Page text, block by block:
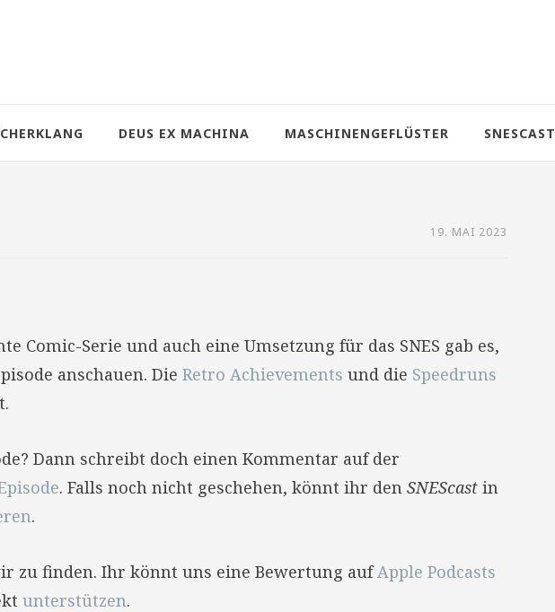
DEUS EX MACHINA MASCHINENGEFLÜSTER SNESCAST
19. MAI 2023
Comic-Serie und auch eine Umsetzung für das SNES gab es,
anschauen. Die Retro Achievements und die Speedruns
Dann schreibt doch einen Kommentar auf der
. Falls noch nicht geschehen, könnt ihr den SNEScast in
.
zu finden. Ihr könnt uns eine Bewertung aufApple Podcasts
unterstützen.